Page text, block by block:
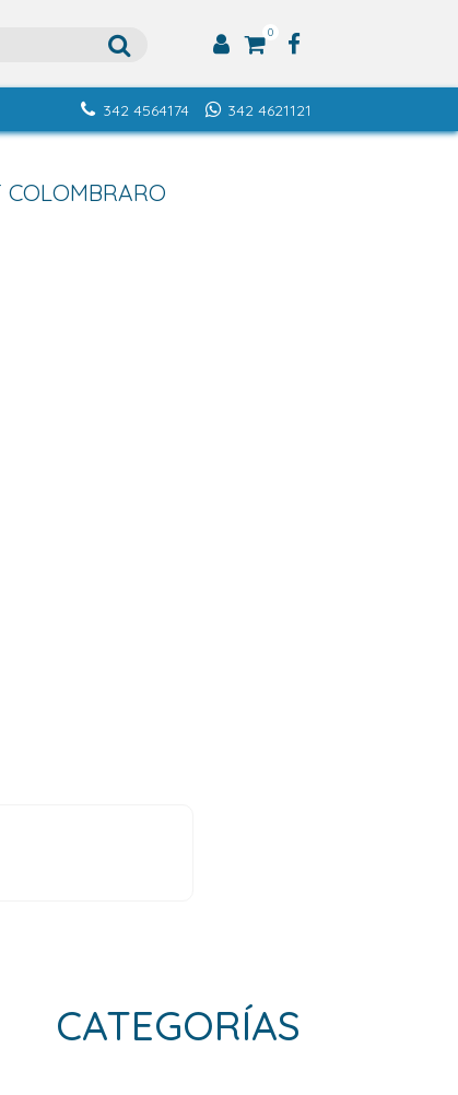
0
342 4621121
342 4564174
CATEGORÍAS